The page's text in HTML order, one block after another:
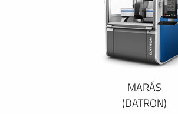
MARÁS
(DATRON)